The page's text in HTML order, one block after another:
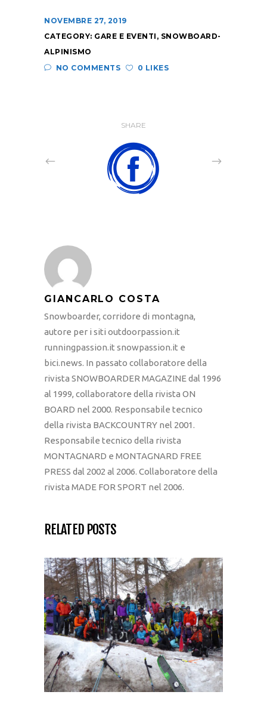
NOVEMBRE 27, 2019
CATEGORY: GARE E EVENTI , SNOWBOARD-
ALPINISMO
NO COMMENTS
0 LIKES
SHARE
GIANCARLO COSTA
Snowboarder, corridore di montagna,
autore per i siti outdoorpassion.it
runningpassion.it snowpassion.it e
bici.news. In passato collaboratore della
rivista SNOWBOARDER MAGAZINE dal 1996
al 1999, collaboratore della rivista ON
BOARD nel 2000. Responsabile tecnico
della rivista BACKCOUNTRY nel 2001.
Responsabile tecnico della rivista
MONTAGNARD e MONTAGNARD FREE
PRESS dal 2002 al 2006. Collaboratore della
rivista MADE FOR SPORT nel 2006.
RELATED POSTS